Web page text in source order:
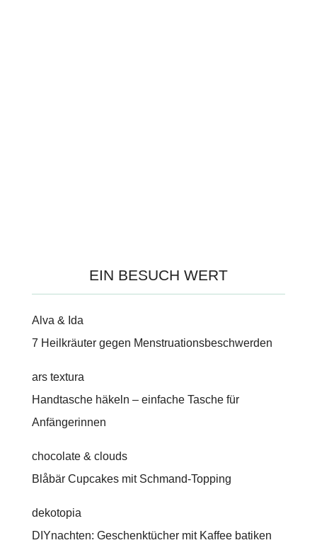
EIN BESUCH WERT
Alva & Ida
7 Heilkräuter gegen Menstruationsbeschwerden
ars textura
Handtasche häkeln – einfache Tasche für
Anfängerinnen
chocolate & clouds
Blåbär Cupcakes mit Schmand-Topping
dekotopia
DIYnachten: Geschenktücher mit Kaffee batiken